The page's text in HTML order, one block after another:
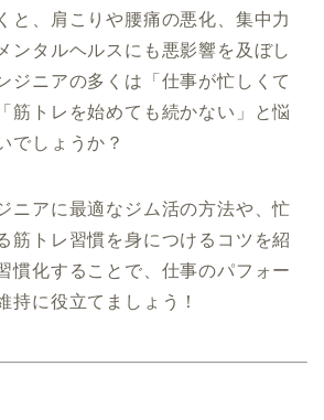
と、肩こりや腰痛の悪化、集中力
ンタルヘルスにも悪影響を及ぼし
ジニアの多くは「仕事が忙しくて
筋トレを始めても続かない」と悩
でしょうか？
ニアに最適なジム活の方法や、忙
筋トレ習慣を身につけるコツを紹
慣化することで、仕事のパフォー
持に役立てましょう！